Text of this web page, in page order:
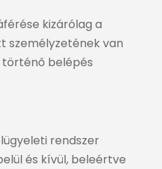
kizárólag a
személyzetének van
belépés
rendszer
és kívül, beleértve